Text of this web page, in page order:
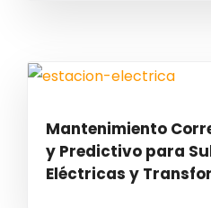
Mantenimiento
y Predictivo para
Eléctricas y